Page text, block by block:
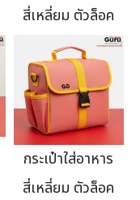
สี่เหลี่ยม ตัวล็อค
กระเป๋าใส่อาหาร
สี่เหลี่ยม ตัวล็อค